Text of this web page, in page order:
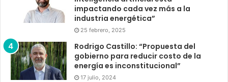
impactando cada vez más a la
industria energética”
25 febrero, 2025
Rodrigo Castillo: “Propuesta del
gobierno para reducir costo de la
energía es inconstitucional”
17 julio, 2024